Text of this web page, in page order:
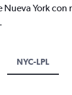
York con
NYC-LPL